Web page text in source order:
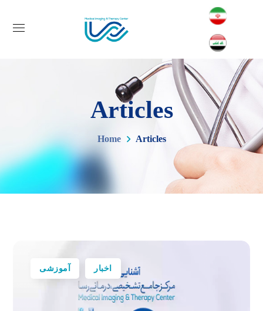
Articles
Home Articles
آموزشی اخبار